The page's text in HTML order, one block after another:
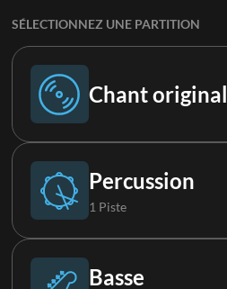
SÉLECTIONNEZ UNE PARTITION
Chant original
Chant original
Percussion
1 Piste
Batterie
Basse